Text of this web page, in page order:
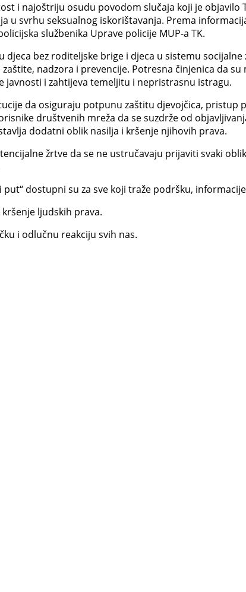
i najoštriju osudu povodom slučaja koji je
u svrhu seksualnog iskorištavanja. Prema
službenika Uprave policije MUP-a TK.
bez roditeljske brige i djeca u sistemu
nadzora i prevencije. Potresna činjenica da
i zahtijeva temeljitu i nepristrasnu istragu.
da osiguraju potpunu zaštitu djevojčica,
društvenih mreža da se suzdrže od
dodatni oblik nasilja i kršenje njihovih prava.
žrtve da se ne ustručavaju prijaviti svaki
dostupni su za sve koji traže podršku,
ljudskih prava.
i odlučnu reakciju svih nas.